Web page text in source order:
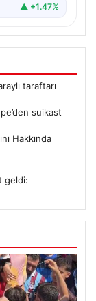
▲ +1.47%
taraftarı
suikast
Hakkında
geldi: